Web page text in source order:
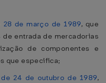
28 de março de 1989, que
entrada de mercadorias
de componentes e
que especifica;
24 de outubro de 1989,